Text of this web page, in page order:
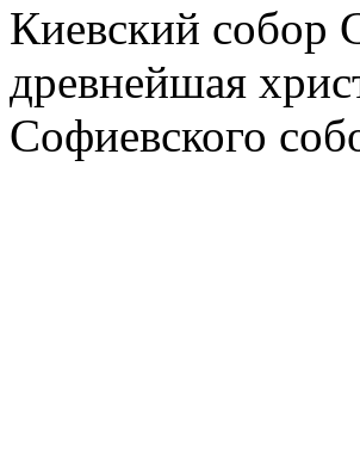
Киевский собор
древнейшая
Софиевского